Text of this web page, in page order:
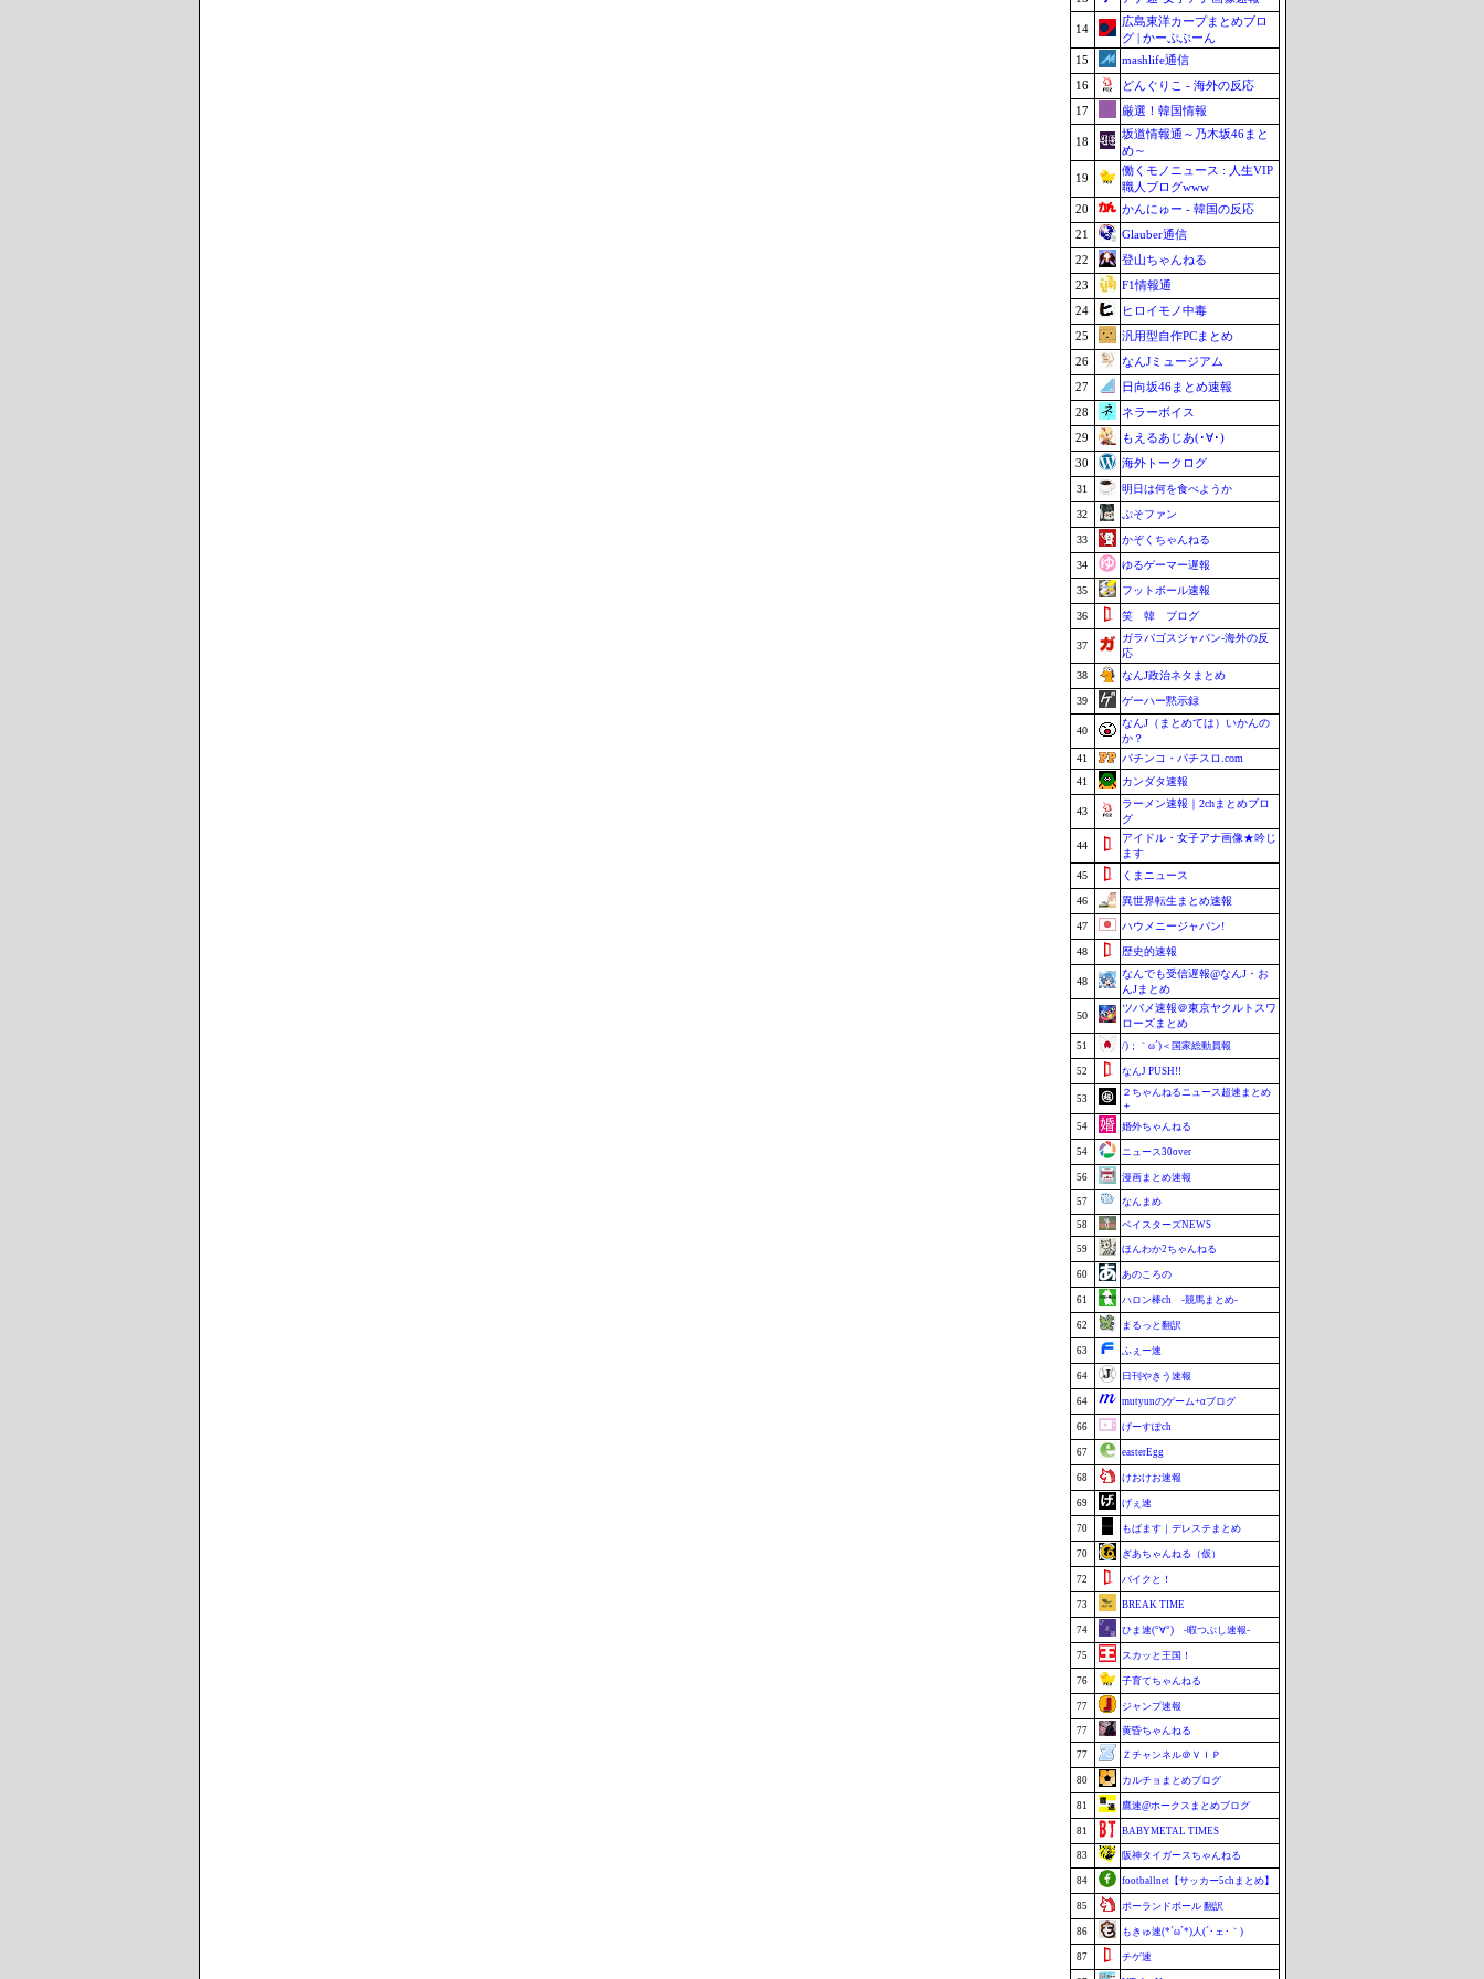
14
広島東洋カープまとめブロ
グ | かーぷぶーん
15
mashlife通信
16
どんぐりこ - 海外の反応
17
厳選！韓国情報
18
坂道情報通～乃木坂46まと
め～
19
働くモノニュース : 人生VIP
職人ブログwww
20
かんにゅー - 韓国の反応
21
Glauber通信
22
登山ちゃんねる
23
F1情報通
24
ヒロイモノ中毒
25
汎用型自作PCまとめ
26
なんJミュージアム
27
日向坂46まとめ速報
28
ネラーボイス
29
もえるあじあ(･∀･)
30
海外トークログ
31 明日は何を食べようか
32 ぷそファン
33 かぞくちゃんねる
34 ゆるゲーマー遅報
35 フットボール速報
36 笑 韓 ブログ
37
ガラパゴスジャパン-海外の反
応
38
なんJ政治ネタまとめ
39 ゲーハー黙示録
40
なんJ（まとめては）いかんの
か？
41
パチンコ・パチスロ.com
41
カンダタ速報
43
ラーメン速報｜2chまとめブロ
グ
44
アイドル・女子アナ画像★吟じ
ます
45
くまニュース
46 異世界転生まとめ速報
47 ハウメニージャパン!
48 歴史的速報
48
なんでも受信遅報@なんJ・お
んJまとめ
50
ツバメ速報＠東京ヤクルトスワ
ローズまとめ
51 /)；｀ω´)＜国家総動員報
52 なんJ PUSH!!
53
２ちゃんねるニュース超速まとめ
＋
54
婚外ちゃんねる
54 ニュース30over
56 漫画まとめ速報
57 なんまめ
58 ベイスターズNEWS
59 ほんわか2ちゃんねる
60 あのころの
61 ハロン棒ch -競馬まとめ-
62 まるっと翻訳
63 ふぇー速
64 日刊やきう速報
64 mutyunのゲーム+αブログ
66 げーすぽch
67 easterEgg
68 けおけお速報
69 げぇ速
70 もばます｜デレステまとめ
70 ぎあちゃんねる（仮）
72 バイクと！
73 BREAK TIME
74 ひま速(°∀°) -暇つぶし速報-
75 スカッと王国！
76 子育てちゃんねる
77 ジャンプ速報
77 黄昏ちゃんねる
77 Ｚチャンネル＠ＶＩＰ
80 カルチョまとめブログ
81 鷹速@ホークスまとめブログ
81 BABYMETAL TIMES
83 阪神タイガースちゃんねる
84 footballnet【サッカー5chまとめ】
85 ポーランドボール 翻訳
86 もきゅ速(*´ω`*)人(´･ェ･｀)
87 チゲ速